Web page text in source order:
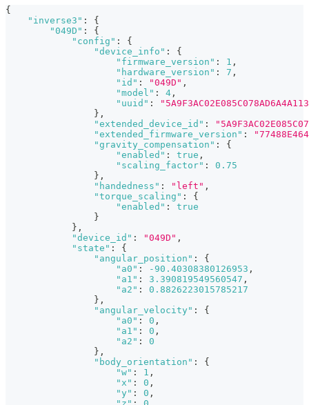
{
"inverse3" :
{
"049D" :
{
"config" :
{
"device_info" :
{
"firmware_version" : 1 ,
"hardware_version" : 7 ,
"id" : "049D" ,
"model" : 4 ,
"uuid" :
} ,
"extended_device_id" :
"extended_firmware_version" :
"gravity_compensation" :
{
"enabled" : true ,
"scaling_factor" :
0.75
} ,
"handedness" : "left" ,
"torque_scaling" :
{
"enabled" :
true
}
} ,
"device_id" : "049D" ,
"state" :
{
"angular_position" :
{
"a0" : -90.40308380126953 ,
"a1" : 3.390819549560547 ,
"a2" :
0.8826223015785217
} ,
"angular_velocity" :
{
"a0" : 0 ,
"a1" : 0 ,
"a2" :
0
} ,
"body_orientation" :
{
"w" : 1 ,
"x" : 0 ,
"y" : 0 ,